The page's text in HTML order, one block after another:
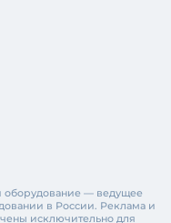
оборудование — ведущее
в России. Реклама и
исключительно для